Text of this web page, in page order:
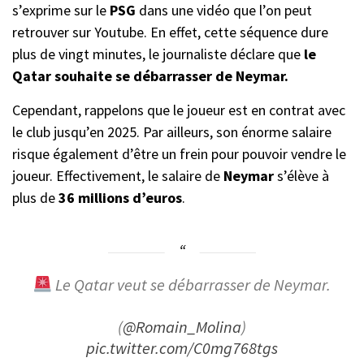
s’exprime sur le PSG dans une vidéo que l’on peut
retrouver sur Youtube. En effet, cette séquence dure
plus de vingt minutes, le journaliste déclare que le
Qatar souhaite se débarrasser de Neymar.
Cependant, rappelons que le joueur est en contrat avec
le club jusqu’en 2025. Par ailleurs, son énorme salaire
risque également d’être un frein pour pouvoir vendre le
joueur. Effectivement, le salaire de Neymars’élève à
plus de36 millions d’euros.
Le Qatar veut se débarrasser de Neymar.
(@Romain_Molina)
pic.twitter.com/C0mg768tgs